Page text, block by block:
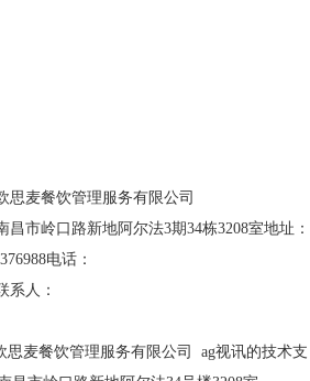
思麦餐饮管理服务有限公司
地址：
昌市岭口路新地阿尔法3期34栋3208室
电话：
系人：
思麦餐饮管理服务有限公司 ag视讯的技术支